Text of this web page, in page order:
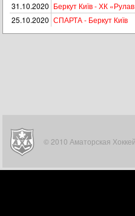
31.10.2020 Беркут Київ - ХК
25.10.2020 СПАРТА - Беркут Київ
© 2010 Аматорская